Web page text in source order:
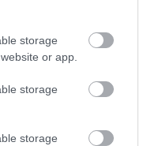
storage
or app.
storage
storage